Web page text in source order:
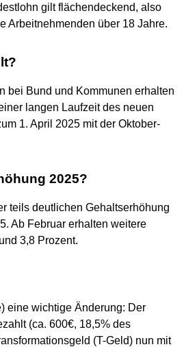
gilt flächendeckend, also
Arbeitnehmenden über 18 Jahre.
bei Bund und Kommunen erhalten
langen Laufzeit des neuen
1. April 2025 mit der Oktober-
2025?
teils deutlichen Gehaltserhöhung
Ab Februar erhalten weitere
3,8 Prozent.
eine wichtige Änderung: Der
(ca. 600€, 18,5% des
(T-Geld) nun mit